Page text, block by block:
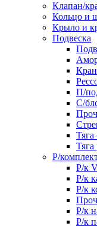
Клапан/
Кольцо и
Крыло и
Подвеска
П/
С/
Тяга
Тяга
Р/
Р/к
Р/к
Р/к
Р/к
Р/к